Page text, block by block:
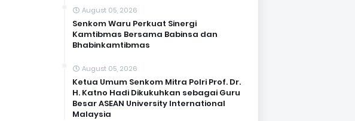
August 05, 2026
Senkom Waru Perkuat Sinergi
Kamtibmas Bersama Babinsa dan
Bhabinkamtibmas
August 05, 2026
Ketua Umum Senkom Mitra Polri Prof. Dr.
H. Katno Hadi Dikukuhkan sebagai Guru
Besar ASEAN University International
Malaysia